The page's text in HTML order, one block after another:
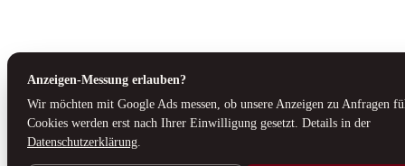
Anzeigen-Messung erlauben?
Wir möchten mit Google Ads messen, ob unsere Anzeigen zu Anfragen
Cookies werden erst nach Ihrer Einwilligung gesetzt. Details in der
Datenschutzerklärung.